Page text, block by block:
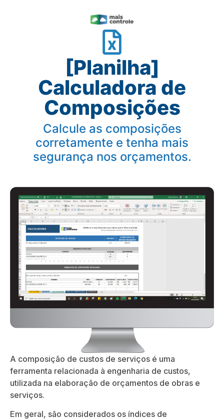
[Planilha]
Calculadora de
Composições
Calcule as composições
corretamente e tenha mais
segurança nos orçamentos.
A composição de custos de serviços é uma
ferramenta relacionada à engenharia de custos,
utilizada na elaboração de orçamentos de obras e
serviços.
Em geral, são considerados os índices de